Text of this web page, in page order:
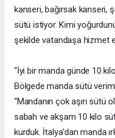
kanseri, bağırsak kanseri,
sütü istiyor. Kimi
şekilde vatandaşa hizmet
“İyi bir manda günde 10
Bölgede manda sütü
“Mandanın çok aşırı sütü
sabah ve akşam 10 kilo süt
kurduk. İtalya’dan manda